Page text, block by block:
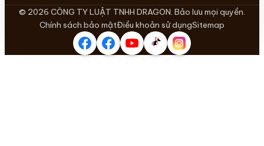
© 2026 CÔNG TY LUẬT TNHH DRAGON. Bảo lưu mọi quyền.
Chính sách bảo mậtĐiều khoản sử dụngSitemap